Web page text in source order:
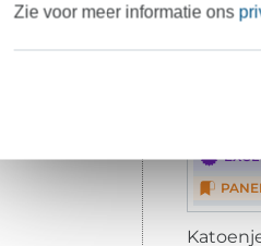
Zie voor meer informatie ons